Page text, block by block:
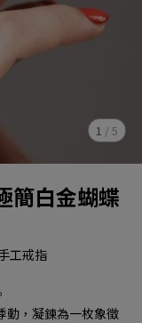
1 /5
簡白金蝴蝶
工戒指
動，凝鍊為一枚象徵